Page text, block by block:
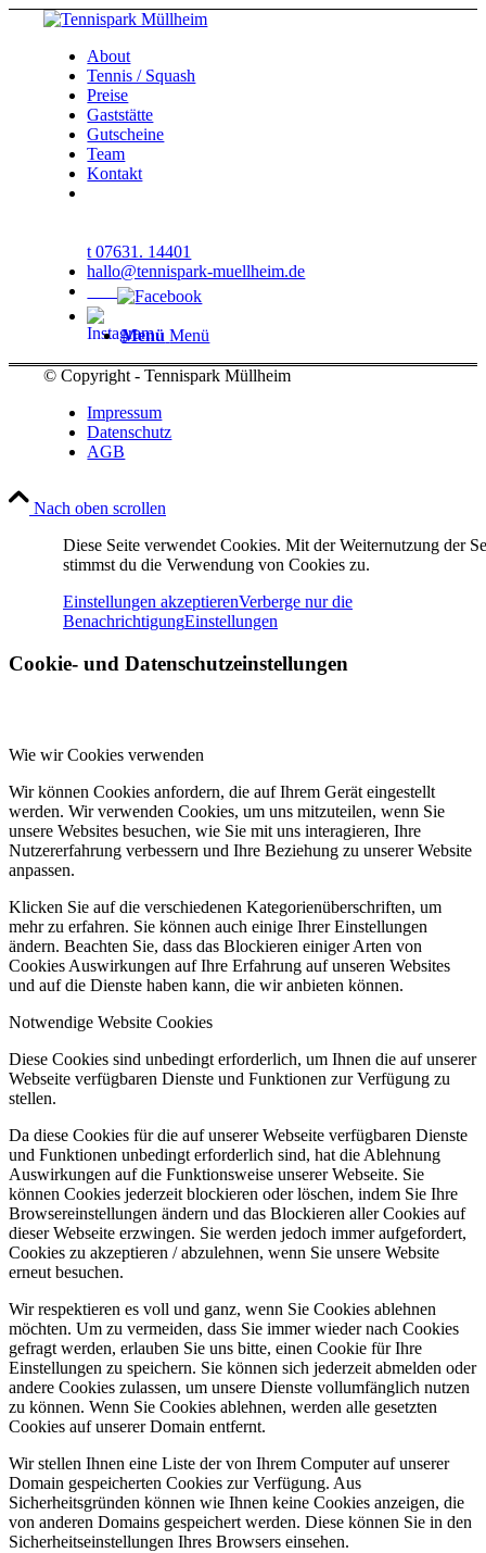
About
Tennis / Squash
Preise
Gaststätte
Gutscheine
Team
Kontakt
t 07631. 14401
hallo@tennispark-muellheim.de
Menü Menü
© Copyright - Tennispark Müllheim
Impressum
Datenschutz
AGB
Nach oben scrollen
Diese Seite verwendet Cookies. Mit der Weiternutzung der
stimmst du die Verwendung von Cookies zu.
Einstellungen akzeptierenVerberge nur die
BenachrichtigungEinstellungen
Cookie- und Datenschutzeinstellungen
Wie wir Cookies verwenden
Wir können Cookies anfordern, die auf Ihrem Gerät eingestellt
werden. Wir verwenden Cookies, um uns mitzuteilen, wenn Sie
unsere Websites besuchen, wie Sie mit uns interagieren, Ihre
Nutzererfahrung verbessern und Ihre Beziehung zu unserer Website
anpassen.
Klicken Sie auf die verschiedenen Kategorienüberschriften, um
mehr zu erfahren. Sie können auch einige Ihrer Einstellungen
ändern. Beachten Sie, dass das Blockieren einiger Arten von
Cookies Auswirkungen auf Ihre Erfahrung auf unseren Websites
und auf die Dienste haben kann, die wir anbieten können.
Notwendige Website Cookies
Diese Cookies sind unbedingt erforderlich, um Ihnen die auf unserer
Webseite verfügbaren Dienste und Funktionen zur Verfügung zu
stellen.
Da diese Cookies für die auf unserer Webseite verfügbaren Dienste
und Funktionen unbedingt erforderlich sind, hat die Ablehnung
Auswirkungen auf die Funktionsweise unserer Webseite. Sie
können Cookies jederzeit blockieren oder löschen, indem Sie Ihre
Browsereinstellungen ändern und das Blockieren aller Cookies auf
dieser Webseite erzwingen. Sie werden jedoch immer aufgefordert,
Cookies zu akzeptieren / abzulehnen, wenn Sie unsere Website
erneut besuchen.
Wir respektieren es voll und ganz, wenn Sie Cookies ablehnen
möchten. Um zu vermeiden, dass Sie immer wieder nach Cookies
gefragt werden, erlauben Sie uns bitte, einen Cookie für Ihre
Einstellungen zu speichern. Sie können sich jederzeit abmelden oder
andere Cookies zulassen, um unsere Dienste vollumfänglich nutzen
zu können. Wenn Sie Cookies ablehnen, werden alle gesetzten
Cookies auf unserer Domain entfernt.
Wir stellen Ihnen eine Liste der von Ihrem Computer auf unserer
Domain gespeicherten Cookies zur Verfügung. Aus
Sicherheitsgründen können wie Ihnen keine Cookies anzeigen, die
von anderen Domains gespeichert werden. Diese können Sie in den
Sicherheitseinstellungen Ihres Browsers einsehen.